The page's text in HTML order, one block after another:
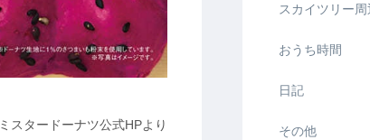
ミスタードーナツ公式HPより
スカイツリー周
おうち時間
日記
その他